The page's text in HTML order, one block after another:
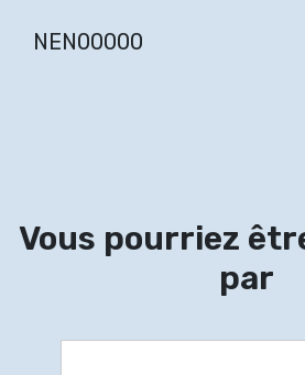
NEN00000
Vous pourriez
par